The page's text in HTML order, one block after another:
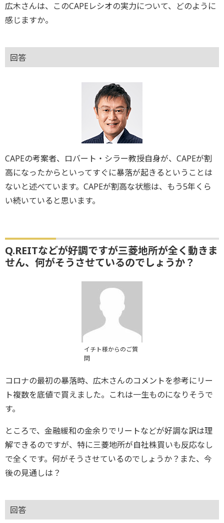
広木さんは、このCAPEレシオの実力について、どのように
感じますか。
回答
CAPEの考案者、ロバート・シラー教授自身が、CAPEが割
高になったからといってすぐに暴落が起きるということは
ないと述べています。CAPEが割高な状態は、もう5年くら
い続いていると思います。
Q.REITなどが好調ですが三菱地所が全く動きま
せん、何がそうさせているのでしょうか？
イチト様からのご質
問
コロナの最初の暴落時、広木さんのコメントを参考にリー
ト複数を底値で買えました。これは一生ものになりそうで
す。
ところで、金融緩和の金余りでリートなどが好調な訳は理
解できるのですが、特に三菱地所が自社株買いも反応なし
で全くです。何がそうさせているのでしょうか？また、今
後の見通しは？
回答